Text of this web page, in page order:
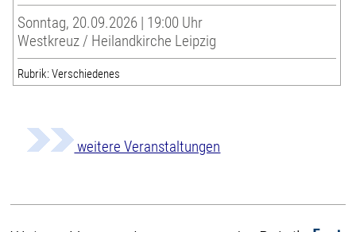
Sonntag, 20.09.2026 | 19:00 Uhr
Westkreuz / Heilandkirche Leipzig
Rubrik: Verschiedenes
weitere Veranstaltungen